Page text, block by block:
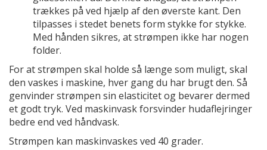
trækkes på ved hjælp af den øverste kant. Den
tilpasses i stedet benets form stykke for stykke.
Med hånden sikres, at strømpen ikke har nogen
folder.
For at strømpen skal holde så længe som muligt, skal
den vaskes i maskine, hver gang du har brugt den. Så
genvinder strømpen sin elasticitet og bevarer dermed
et godt tryk. Ved maskinvask forsvinder hudaflejringer
bedre end ved håndvask.
Strømpen kan maskinvaskes ved 40 grader.